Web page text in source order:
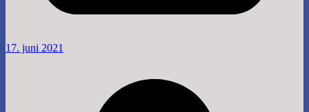
17. juni 2021